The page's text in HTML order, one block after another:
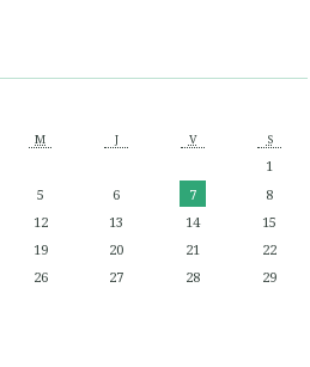
M J V S
1
5 6 7
8
12 13 14
15
19 20 21
22
26 27 28
29